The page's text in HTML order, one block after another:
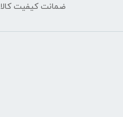
ضمانت کیفیت کالا